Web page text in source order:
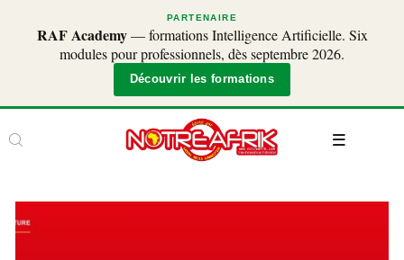
PARTENAIRE
RAF Academy— formations Intelligence Artificielle. Six
modules pour professionnels, dès septembre 2026.
Découvrir les formations